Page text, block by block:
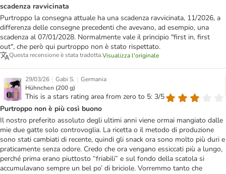
scadenza ravvicinata
Purtroppo la consegna attuale ha una scadenza ravvicinata, 11/2026, a
differenza delle consegne precedenti che avevano, ad esempio, una
scadenza al 07/01/2028. Normalmente vale il principio "first in, first
out", che però qui purtroppo non è stato rispettato.
Questa recensione è stata tradotta.Visualizza l'originale
29/03/26 | Gabi S. | Germania
Hühnchen (200 g)
This is a stars rating area from zero to 5: 3/5
Purtroppo non è più così buono
Il nostro preferito assoluto degli ultimi anni viene ormai mangiato dalle
mie due gatte solo controvoglia. La ricetta o il metodo di produzione
sono stati cambiati di recente, quindi gli snack ora sono molto più duri e
praticamente senza odore. Credo che ora vengano essiccati più a lungo,
perché prima erano piuttosto “friabili” e sul fondo della scatola si
accumulavano sempre un bel po’ di briciole. Vorremmo tanto che